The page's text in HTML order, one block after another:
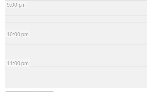
9:00 pm
10:00 pm
11:00 pm